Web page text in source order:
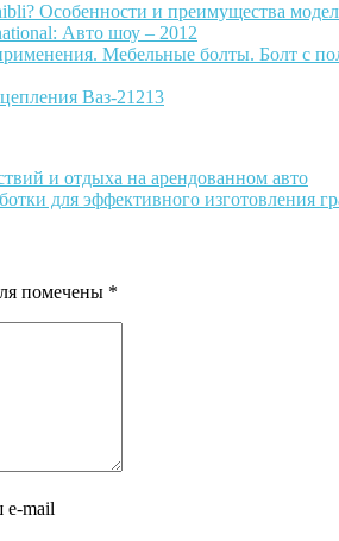
Авто шоу – 2012
Ваз-21213
и отдыха на арендованном авто
для эффективного изготовления
помечены *
e-mail